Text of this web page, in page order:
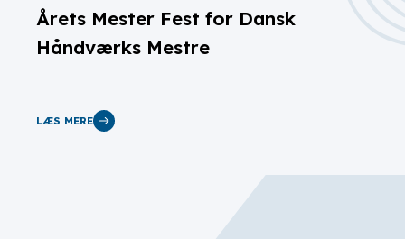
Årets Mester Fest for Dansk
Håndværks Mestre
LÆS MERE